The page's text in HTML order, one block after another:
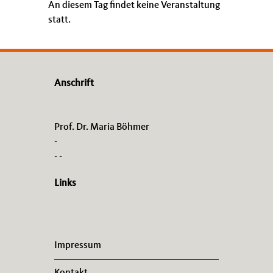
An diesem Tag findet keine Veranstaltung
statt.
Anschrift
Prof. Dr. Maria Böhmer
-
- -
Links
Impressum